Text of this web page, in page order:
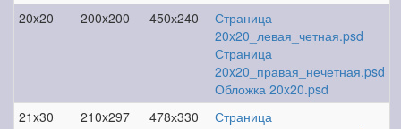
20x20 200x200 450х240
Страница
20x20_левая_четная.psd
Страница
20x20_правая_нечетная.psd
Обложка 20x20.psd
21x30
210x297 478х330
Страница